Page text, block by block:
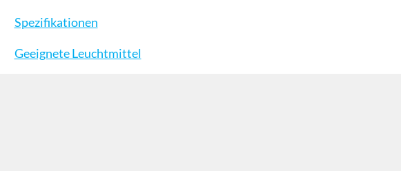
Spezifikationen
Geeignete Leuchtmittel